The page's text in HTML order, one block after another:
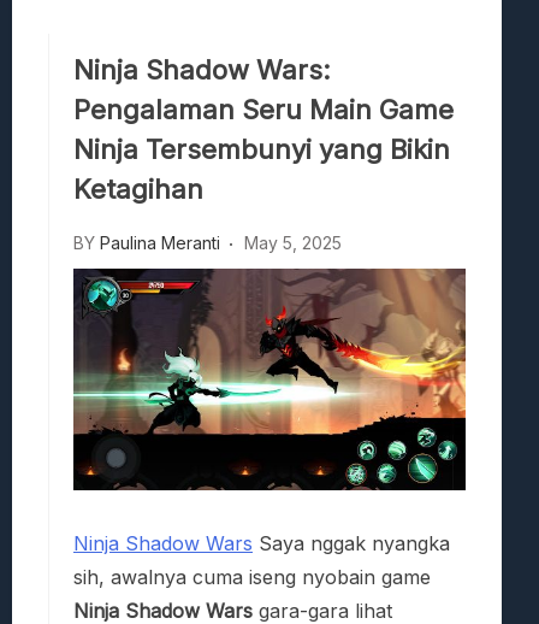
Stranded Alien Dawn: Cara
Desolate: Tips Bertahan Dan Strategi
Ninja Shadow Wars:
Pengalaman Seru Main Game
Ninja Tersembunyi yang Bikin
Ketagihan
BY Paulina Meranti May 5, 2025
Ninja Shadow Wars Saya nggak nyangka
sih, awalnya cuma iseng nyobain game
Ninja Shadow Wars gara-gara lihat